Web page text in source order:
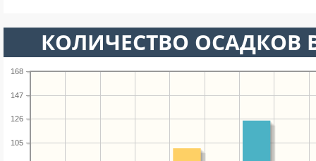
КОЛИЧЕСТВО ОСАДКОВ
105
126
147
168